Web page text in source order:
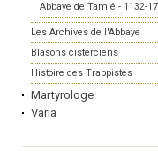
Abbaye de Tamié - 1132-
Les Archives de l'Abbaye
Blasons cisterciens
Histoire des Trappistes
Martyrologe
Varia